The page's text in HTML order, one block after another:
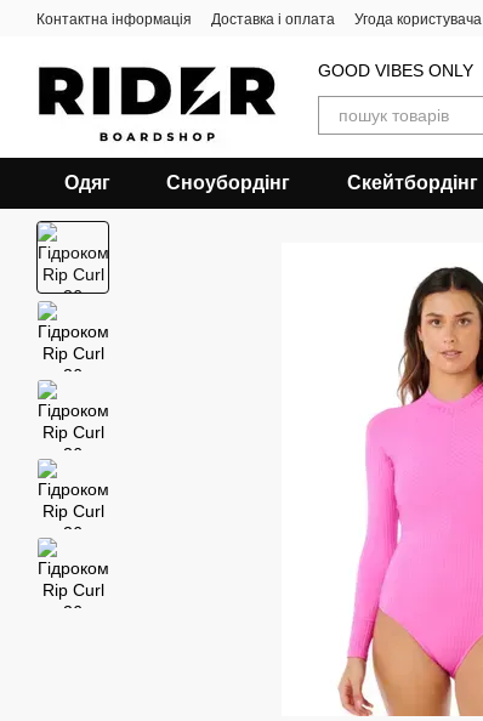
Перейти до основного контенту
Контактна інформація Доставка і оплата Угода користувача
GOOD VIBES ONLY
Одяг Сноубордiнг Скейтбордінг